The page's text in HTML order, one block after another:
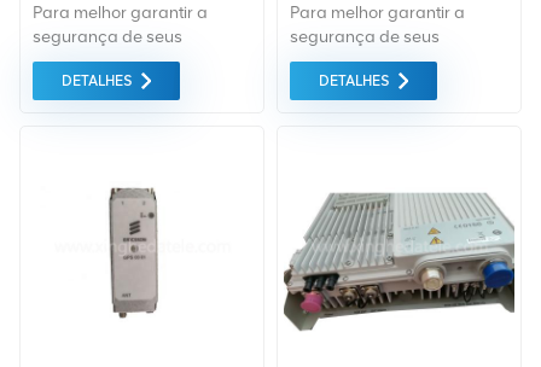
Para melhor garantir a
segurança de seus
produtos, profissionais,
ecologicamente corretos,
de embalagem
DETALHES
Para melhor garantir a
segurança de seus
produtos, profissionais,
ecologicamente corretos,
de embalagem
DETALHES